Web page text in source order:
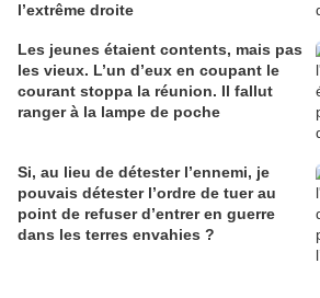
l’extrême droite
Les jeunes étaient contents, mais pas
les vieux. L’un d’eux en coupant le
courant stoppa la réunion. Il fallut
ranger à la lampe de poche
Si, au lieu de détester l’ennemi, je
pouvais détester l’ordre de tuer au
point de refuser d’entrer en guerre
dans les terres envahies ?